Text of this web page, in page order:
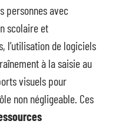
personnes avec
scolaire et
l’utilisation de logiciels
à la saisie au
visuels pour
non négligeable. Ces